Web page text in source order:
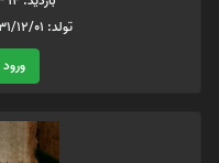
تولد: 1331/12/01 فوت: 1398/03/05